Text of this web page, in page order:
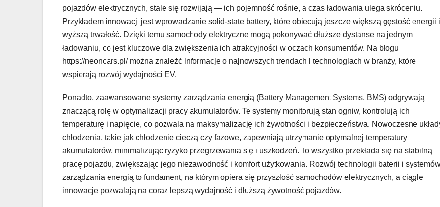
pojazdów elektrycznych, stale się rozwijają — ich pojemność rośnie, a czas ładowania ulega skróceniu.
Przykładem innowacji jest wprowadzanie solid-state battery, które obiecują jeszcze większą gęstość energii i
wyższą trwałość. Dzięki temu samochody elektryczne mogą pokonywać dłuższe dystanse na jednym
ładowaniu, co jest kluczowe dla zwiększenia ich atrakcyjności w oczach konsumentów. Na blogu
https://neoncars.pl/ można znaleźć informacje o najnowszych trendach i technologiach w branży, które
wspierają rozwój wydajności EV.
Ponadto, zaawansowane systemy zarządzania energią (Battery Management Systems, BMS) odgrywają
znaczącą rolę w optymalizacji pracy akumulatorów. Te systemy monitorują stan ogniw, kontrolują ich
temperaturę i napięcie, co pozwala na maksymalizację ich żywotności i bezpieczeństwa. Nowoczesne
chłodzenia, takie jak chłodzenie cieczą czy fazowe, zapewniają utrzymanie optymalnej temperatury
akumulatorów, minimalizując ryzyko przegrzewania się i uszkodzeń. To wszystko przekłada się na stabilną
pracę pojazdu, zwiększając jego niezawodność i komfort użytkowania. Rozwój technologii baterii i systemów
zarządzania energią to fundament, na którym opiera się przyszłość samochodów elektrycznych, a ciągłe
innowacje pozwalają na coraz lepszą wydajność i dłuższą żywotność pojazdów.